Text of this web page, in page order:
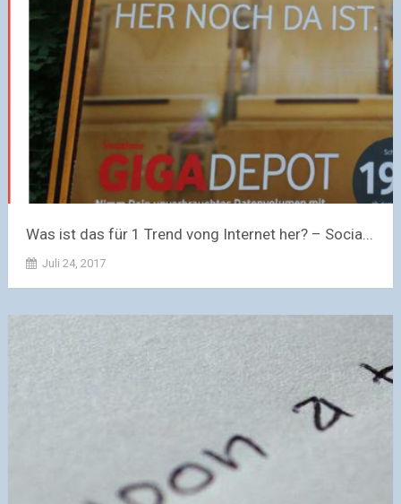
Was ist das für 1 Trend vong Internet her? – Socia...
Juli 24, 2017